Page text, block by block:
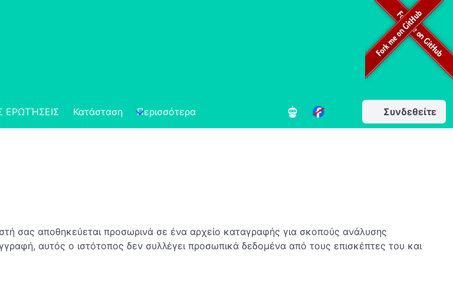
ΕΡΩΤΉΣΕΙΣ Κατάσταση Περισσότερα Συνδεθείτε
σας αποθηκεύεται προσωρινά σε ένα αρχείο καταγραφής για σκοπούς ανάλυσης
αυτός ο ιστότοπος δεν συλλέγει προσωπικά δεδομένα από τους επισκέπτες του και